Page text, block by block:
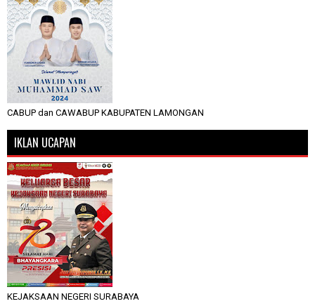
CABUP dan CAWABUP KABUPATEN LAMONGAN
IKLAN UCAPAN
KEJAKSAAN NEGERI SURABAYA